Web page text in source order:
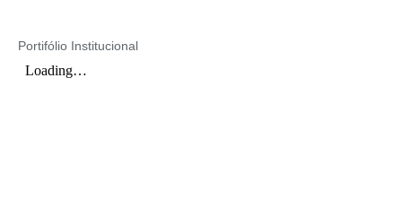
Portifólio Institucional